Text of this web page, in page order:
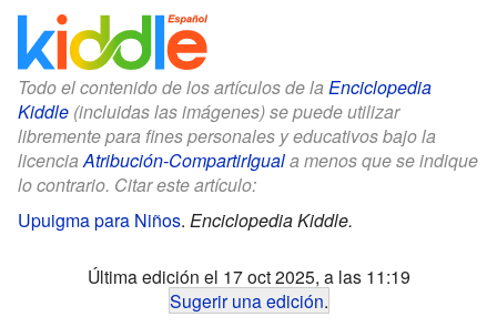
Todo el contenido de los artículos de la Enciclopedia
Kiddle (incluidas las imágenes) se puede utilizar
libremente para fines personales y educativos bajo la
licenciaAtribución-CompartirIguala menos que se indique
lo contrario. Citar este artículo:
Upuigma para Niños. Enciclopedia Kiddle.
Última edición el 17 oct 2025, a las 11:19
Sugerir una edición.